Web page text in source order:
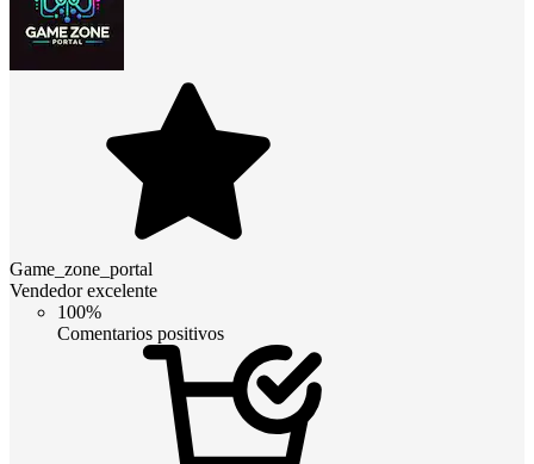
Game_zone_portal
Vendedor excelente
100%
Comentarios positivos